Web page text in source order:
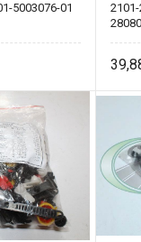
5003076-01